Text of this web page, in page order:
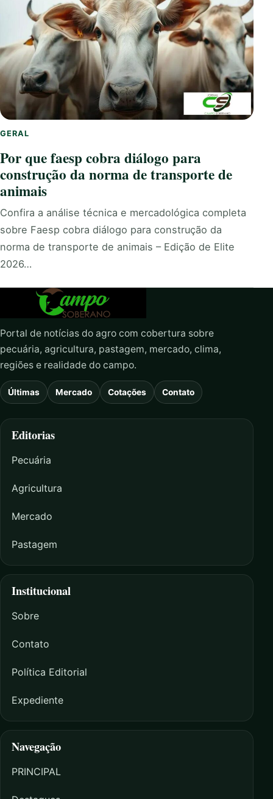
GERAL
Por que faesp cobra diálogo para
construção da norma de transporte de
animais
Confira a análise técnica e mercadológica completa
sobre Faesp cobra diálogo para construção da
norma de transporte de animais – Edição de Elite
2026…
Portal de notícias do agro com cobertura sobre
pecuária, agricultura, pastagem, mercado, clima,
regiões e realidade do campo.
Últimas Mercado Cotações Contato
Editorias
Pecuária
Agricultura
Mercado
Pastagem
Institucional
Sobre
Contato
Política Editorial
Expediente
Navegação
PRINCIPAL